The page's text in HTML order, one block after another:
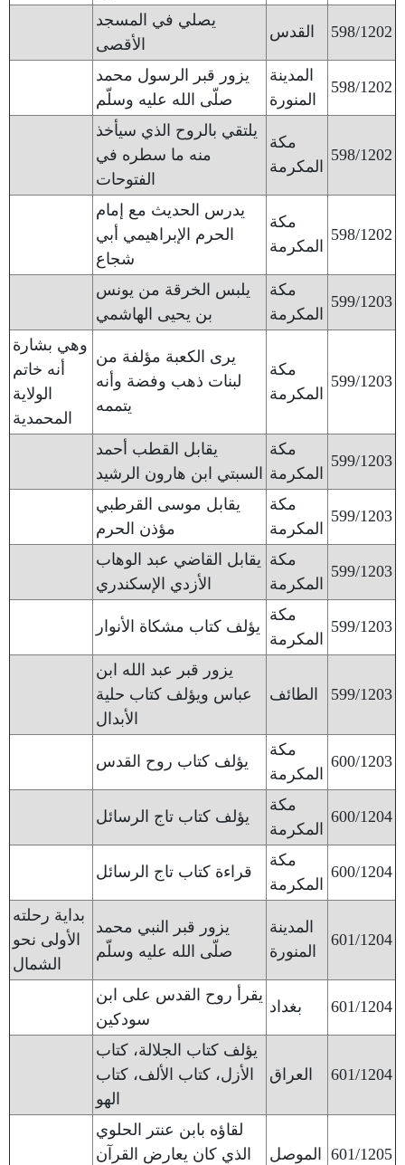
598/1202 القدس
يصلي في المسجد
الأقصى
598/1202
المدينة
المنورة
يزور قبر الرسول محمد
صلّى الله عليه وسلّم
598/1202
مكة
المكرمة
يلتقي بالروح الذي سيأخذ
منه ما سطره في
الفتوحات
598/1202
مكة
المكرمة
يدرس الحديث مع إمام
الحرم الإبراهيمي أبي
شجاع
599/1203
مكة
المكرمة
يلبس الخرقة من يونس
بن يحيى الهاشمي
599/1203
مكة
المكرمة
يرى الكعبة مؤلفة من
لبنات ذهب وفضة وأنه
يتممه
وهي بشارة
أنه خاتم
الولاية
المحمدية
599/1203
مكة
المكرمة
يقابل القطب أحمد
السبتي ابن هارون الرشيد
599/1203
مكة
المكرمة
يقابل موسى القرطبي
مؤذن الحرم
599/1203
مكة
المكرمة
يقابل القاضي عبد الوهاب
الأزدي الإسكندري
599/1203
مكة
المكرمة
يؤلف كتاب مشكاة الأنوار
599/1203 الطائف
يزور قبر عبد الله ابن
عباس ويؤلف كتاب حلية
الأبدال
600/1203
مكة
المكرمة
يؤلف كتاب روح القدس
600/1204
مكة
المكرمة
يؤلف كتاب تاج الرسائل
600/1204
مكة
المكرمة
قراءة كتاب تاج الرسائل
601/1204
المدينة
المنورة
يزور قبر النبي محمد
صلّى الله عليه وسلّم
بداية رحلته
الأولى نحو
الشمال
601/1204 بغداد
يقرأ روح القدس على ابن
سودكين
601/1204 العراق
يؤلف كتاب الجلالة، كتاب
الأزل، كتاب الألف، كتاب
الهو
601/1205 الموصل
لقاؤه بابن عنتر الحلوي
الذي كان يعارض القرآن